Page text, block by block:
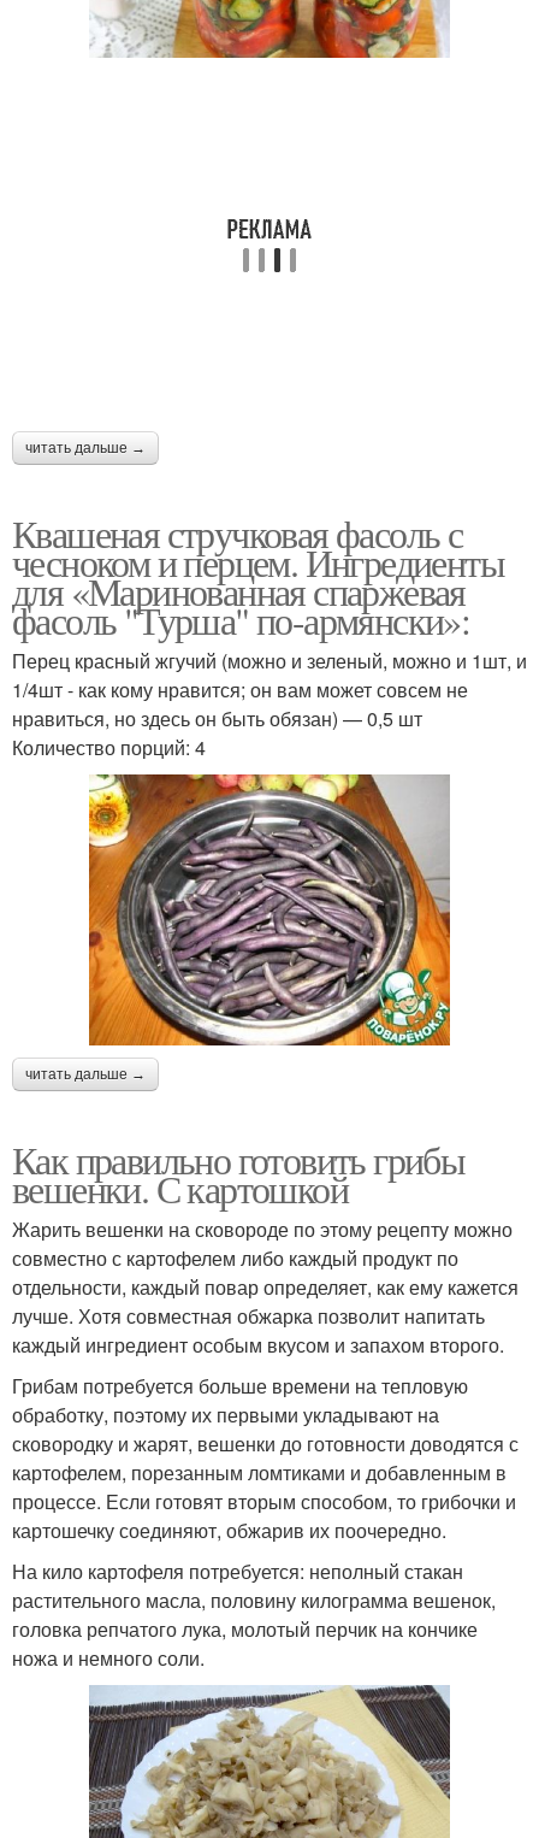
читать дальше →
Квашеная стручковая фасоль с
чесноком и перцем. Ингредиенты
для «Маринованная спаржевая
фасоль "Турша" по-армянски»:
Перец красный жгучий (можно и зеленый, можно и 1шт, и
1/4шт - как кому нравится; он вам может совсем не
нравиться, но здесь он быть обязан) — 0,5 шт
Количество порций: 4
читать дальше →
Как правильно готовить грибы
вешенки. С картошкой
Жарить вешенки на сковороде по этому рецепту можно
совместно с картофелем либо каждый продукт по
отдельности, каждый повар определяет, как ему кажется
лучше. Хотя совместная обжарка позволит напитать
каждый ингредиент особым вкусом и запахом второго.
Грибам потребуется больше времени на тепловую
обработку, поэтому их первыми укладывают на
сковородку и жарят, вешенки до готовности доводятся с
картофелем, порезанным ломтиками и добавленным в
процессе. Если готовят вторым способом, то грибочки и
картошечку соединяют, обжарив их поочередно.
На кило картофеля потребуется: неполный стакан
растительного масла, половину килограмма вешенок,
головка репчатого лука, молотый перчик на кончике
ножа и немного соли.